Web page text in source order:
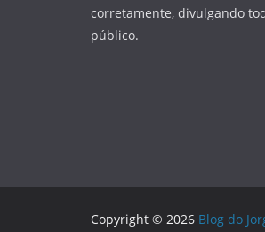
corretamente, divulgando
público.
Copyright © 2026 Blog do